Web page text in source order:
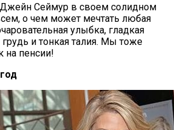
Джейн Сеймур в своем солидном
о чем может мечтать любая
улыбка, гладкая
и тонкая талия. Мы тоже
на пенсии!